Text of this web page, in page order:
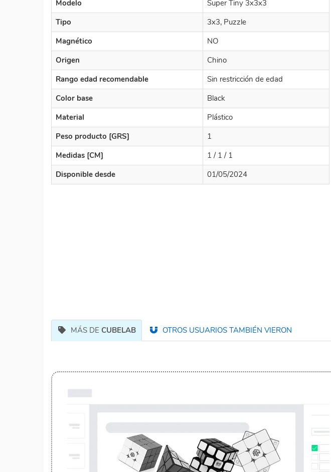
Modelo
Super Tiny 3x3x3
Tipo
3x3, Puzzle
Magnético
NO
Origen
Chino
Rango edad recomendable
Sin restricción de edad
Color base
Black
Material
Plástico
Peso producto [GRS]
1
Medidas [CM]
1 / 1 / 1
Disponible desde
01/05/2024
MÁS DE CUBELAB OTROS USUARIOS TAMBIÉN VIERON